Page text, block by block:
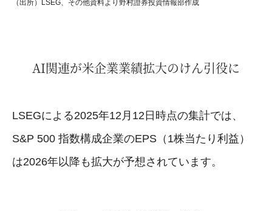
（出所）LSEG、その他資料より野村證券投資情報部作成
AI関連が米企業業績拡大のけん引役に
LSEGによる2025年12月12日時点の集計では、
S&P 500 指数構成企業のEPS（1株当たり利益）
は2026年以降も拡大が予想されています。